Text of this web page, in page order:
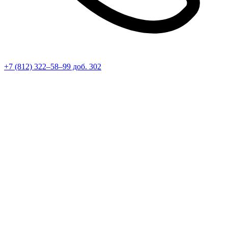
+7 (812) 322–58–99 доб. 302